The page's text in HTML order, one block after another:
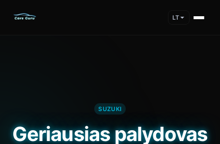
LT
SUZUKI
Geriausias palydovas